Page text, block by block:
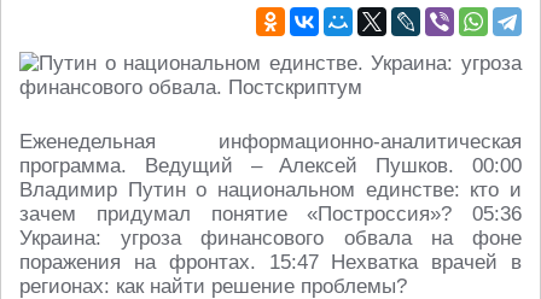
Еженедельная информационно-аналитическая
программа. Ведущий – Алексей Пушков. 00:00
Владимир Путин о национальном единстве: кто и
зачем придумал понятие «Построссия»? 05:36
Украина: угроза финансового обвала на фоне
поражения на фронтах. 15:47 Нехватка врачей в
регионах: как найти решение проблемы?